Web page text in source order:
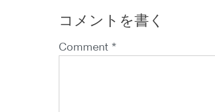
コメントを書く
Comment *